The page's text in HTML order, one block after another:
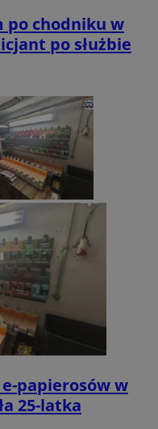
po chodniku w
po służbie
papierosów w
25-latka